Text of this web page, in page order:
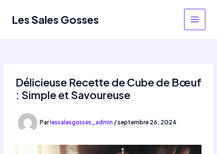
Les Sales Gosses
MAIN
Délicieuse Recette de Cube de Bœuf
: Simple et Savoureuse
Par lessalesgosses_admin /septembre 26, 2024